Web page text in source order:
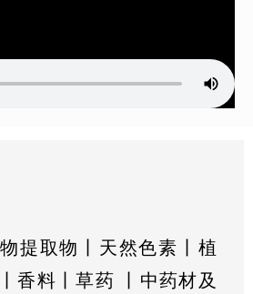
提取物丨天然色素丨植
香料丨草药 丨中药材及